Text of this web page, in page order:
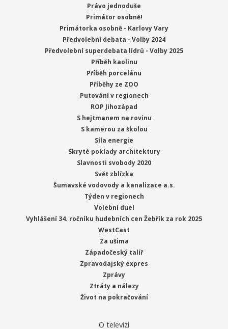
Právo jednoduše
Primátor osobně!
Primátorka osobně - Karlovy Vary
Předvolební debata - Volby 2024
Předvolební superdebata lídrů - Volby 2025
Příběh kaolinu
Příběh porcelánu
Příběhy ze ZOO
Putování v regionech
ROP Jihozápad
S hejtmanem na rovinu
S kamerou za školou
Síla energie
Skryté poklady architektury
Slavnosti svobody 2020
Svět zblízka
Šumavské vodovody a kanalizace a.s.
Týden v regionech
Volební duel
Vyhlášení 34. ročníku hudebních cen Žebřík za rok 2025
WestCast
Za ušima
Západočeský talíř
Zpravodajský expres
Zprávy
Ztráty a nálezy
Život na pokračování
O televizi